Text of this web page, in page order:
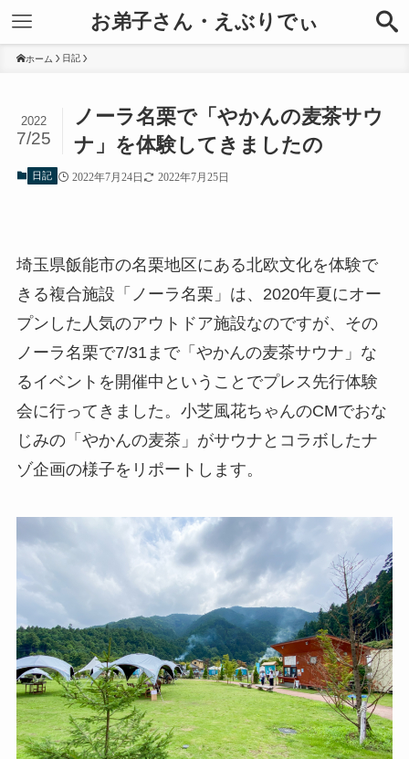
お弟子さん・えぶりでぃ
ホーム 日記
ノーラ名栗で「やかんの麦茶サウ
ナ」を体験してきましたの
2022
7/25
日記 2022年7月24日 2022年7月25日
埼玉県飯能市の名栗地区にある北欧文化を体験で
きる複合施設「ノーラ名栗」は、2020年夏にオー
プンした人気のアウトドア施設なのですが、その
ノーラ名栗で7/31まで「やかんの麦茶サウナ」な
るイベントを開催中ということでプレス先行体験
会に行ってきました。小芝風花ちゃんのCMでおな
じみの「やかんの麦茶」がサウナとコラボしたナ
ゾ企画の様子をリポートします。